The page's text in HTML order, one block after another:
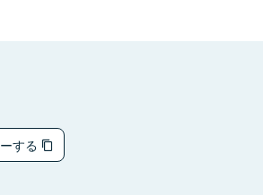
する